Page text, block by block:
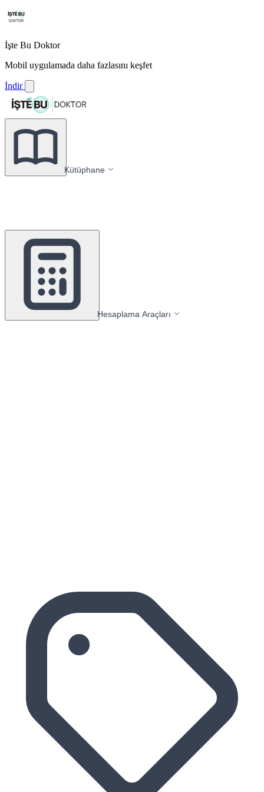
İşte Bu Doktor
Mobil uygulamada daha fazlasını keşfet
İndir
Kütüphane
Hesaplama Araçları